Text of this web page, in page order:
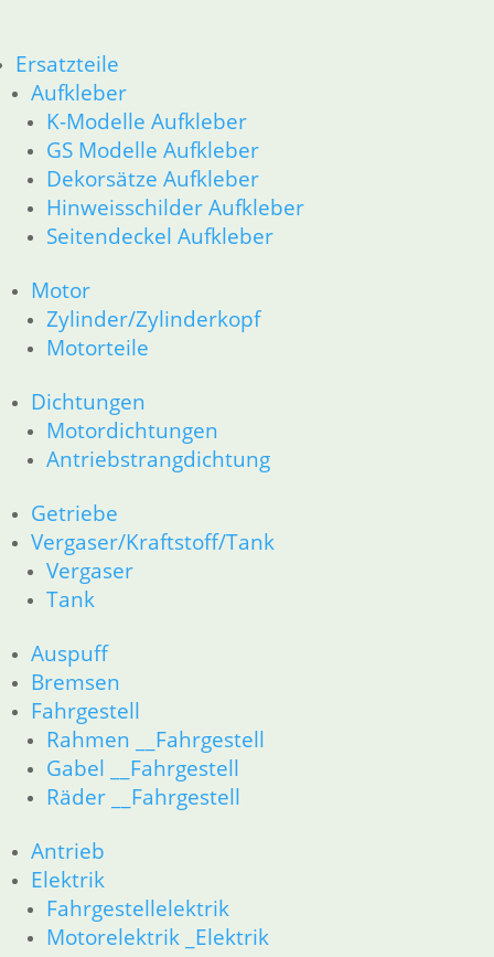
Ersatzteile
Aufkleber
K-Modelle Aufkleber
GS Modelle Aufkleber
Dekorsätze Aufkleber
Hinweisschilder Aufkleber
Seitendeckel Aufkleber
Motor
Zylinder/Zylinderkopf
Motorteile
Dichtungen
Motordichtungen
Antriebstrangdichtung
Getriebe
Vergaser/Kraftstoff/Tank
Vergaser
Tank
Auspuff
Bremsen
Fahrgestell
Rahmen __Fahrgestell
Gabel __Fahrgestell
Räder __Fahrgestell
Antrieb
Elektrik
Fahrgestellelektrik
Motorelektrik _Elektrik